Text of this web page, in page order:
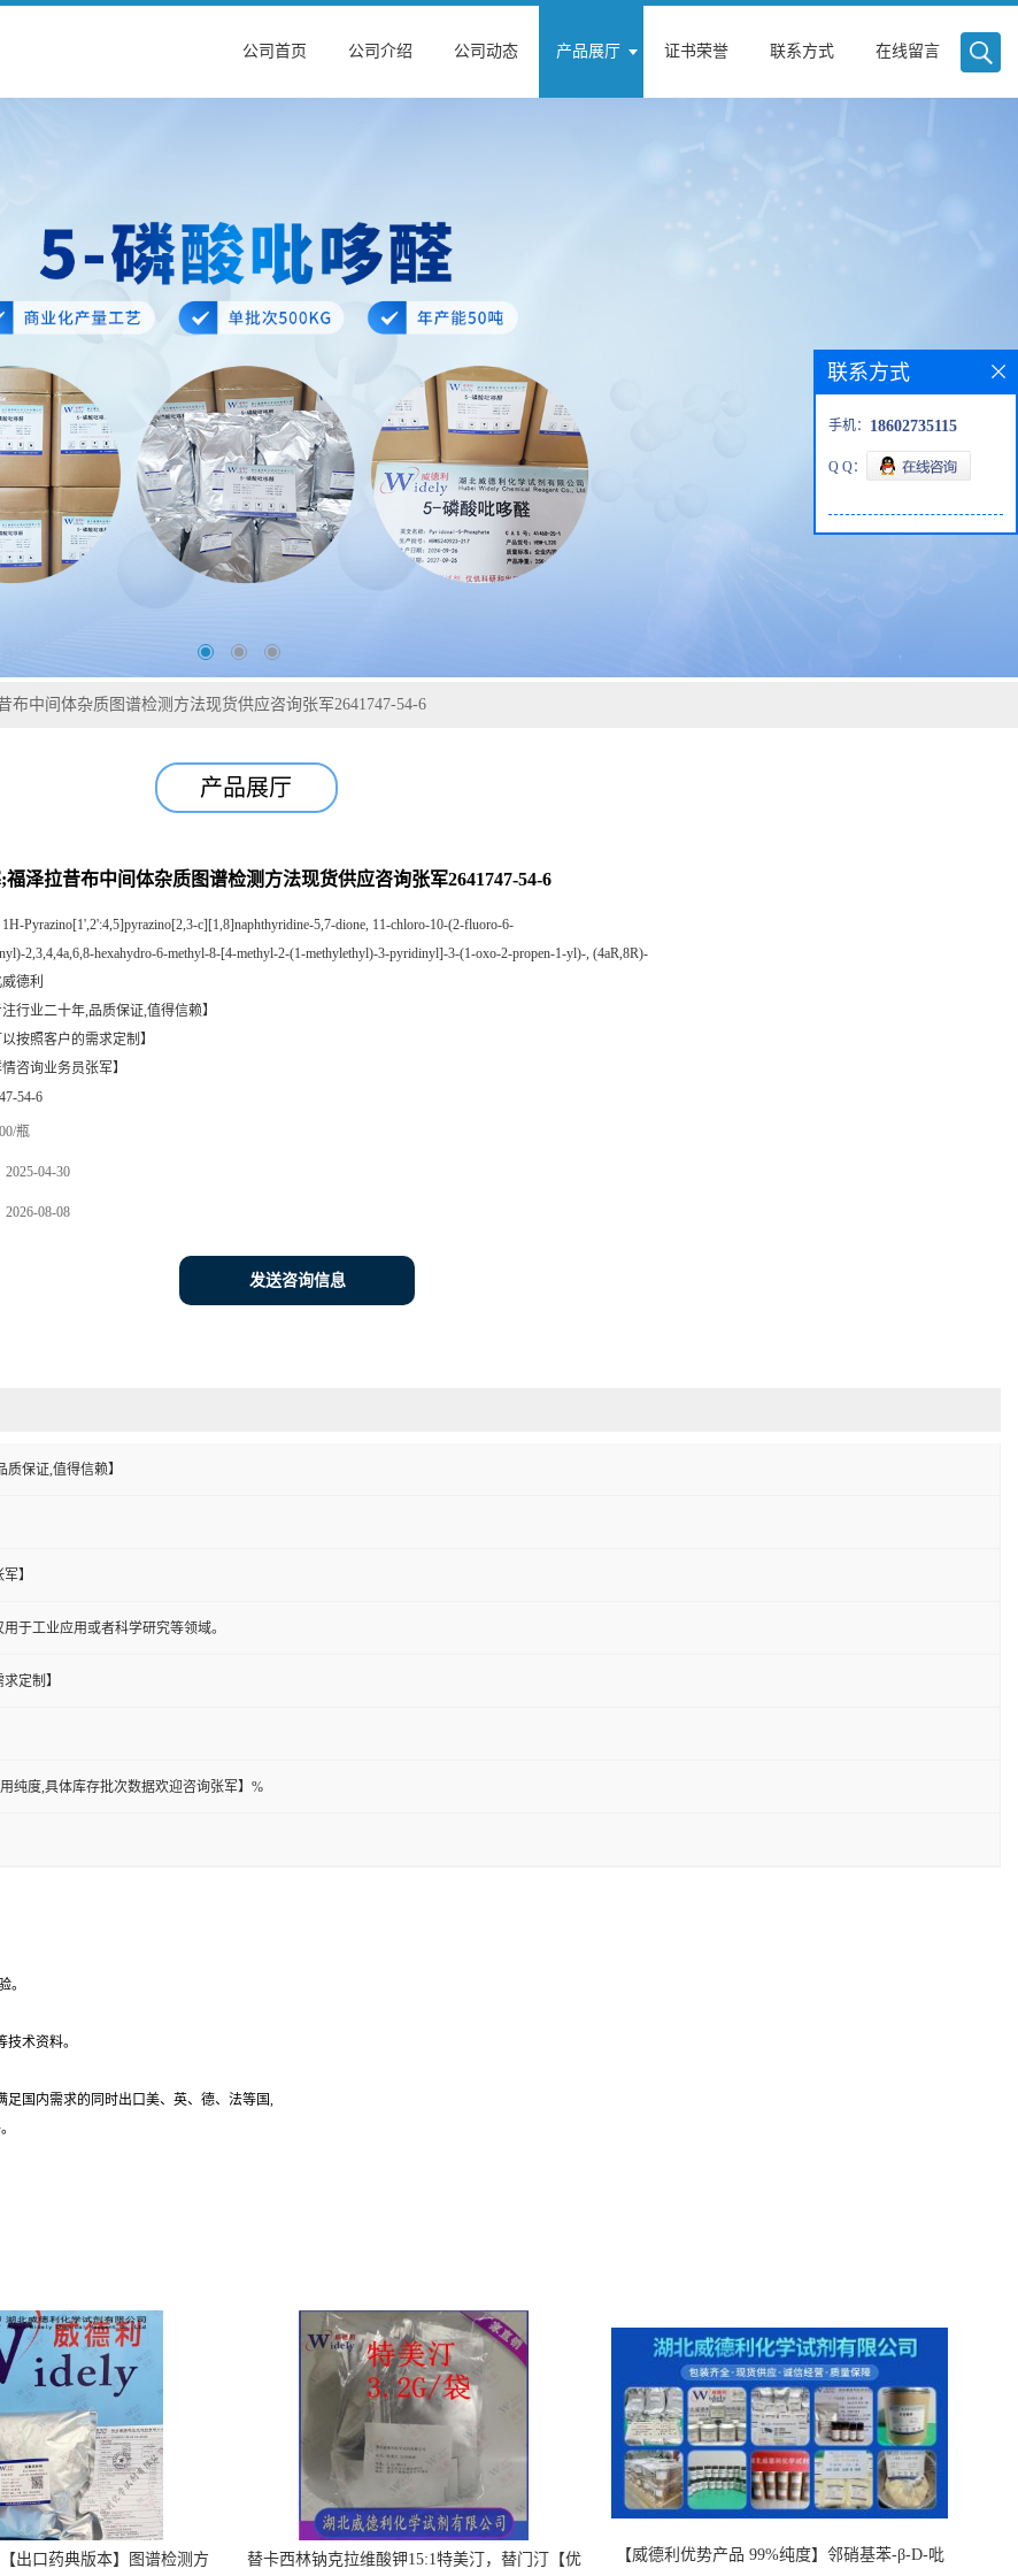
公司首页 公司介绍 公司动态 产品展厅 证书荣誉 联系方式 在线留言
布中间体杂质图谱检测方法现货供应咨询张军2641747-54-6
产品展厅
福泽拉昔布中间体杂质图谱检测方法现货供应咨询张军2641747-54-6
1H-Pyrazino[1',2':4,5]pyrazino[2,3-c][1,8]naphthyridine-5,7-dione, 11-chloro-10-(2-fluoro-6-
2,3,4,4a,6,8-hexahydro-6-methyl-8-[4-methyl-2-(1-methylethyl)-3-pyridinyl]-3-(1-oxo-2-propen-1-yl)-, (4aR,8R)-
德利
注行业二十年,品质保证,值得信赖】
以按照客户的需求定制】
情咨询业务员张军】
54-6
瓶
2025-04-30
2026-08-08
发送咨询信息
质保证,值得信赖】
】
于工业应用或者科学研究等领域。
定制】
用纯度,具体库存批次数据欢迎咨询张军】%
。
术资料。
国内需求的同时出口美、英、德、法等国,
【出口药典版本】图谱检测方 替卡西林钠克拉维酸钾15:1特美汀，替门汀【优
【威德利优势产品 99%纯度】邻硝基苯-β-D-吡
联系方式
手机： 18602735115
Q Q：